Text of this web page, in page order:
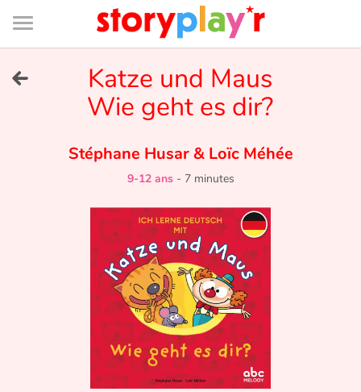
Connexion
Bibliothèque
de
page
Je me connecte
Tester gratuitement
Bibliothèque
Contes d'ici et d'ailleurs
Fable, mythe, littérature et poésie
Katze und Maus
Wie geht es dir?
Stéphane Husar&Loïc Méhée
9-12 ans- 7 minutes